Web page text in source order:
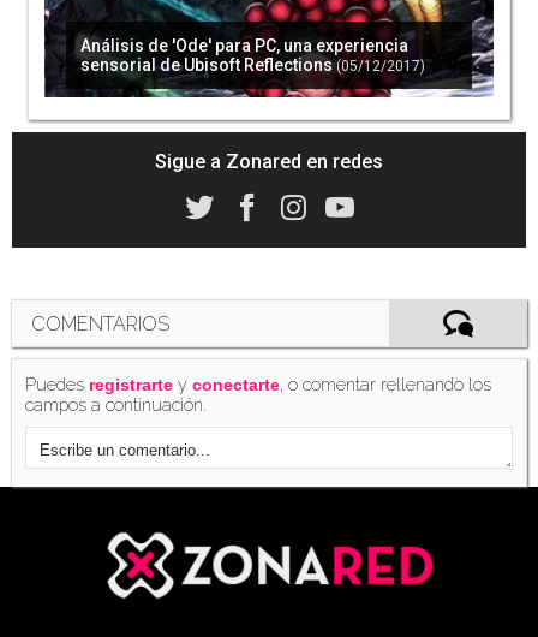
Análisis de 'Ode' para PC, una experiencia
sensorial de Ubisoft Reflections (05/12/2017)
Sigue a Zonared en redes
COMENTARIOS
Puedes registrarte yconectarte, o comentar rellenando los
campos a continuación.